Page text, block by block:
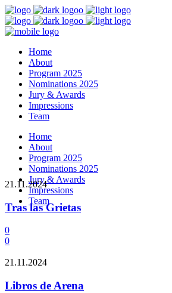
Home
About
Program 2025
Nominations 2025
Jury & Awards
Impressions
Team
Home
About
Program 2025
Nominations 2025
Jury & Awards
Impressions
Team
21.11.2024
Tras las Grietas
0
0
21.11.2024
Libros de Arena